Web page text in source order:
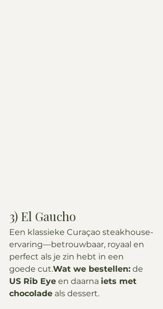
3) El Gaucho
Een klassieke Curaçao steakhouse-
ervaring—betrouwbaar, royaal en
perfect als je zin hebt in een
goede cut.Wat we bestellen: de
US Rib Eye en daarna iets met
chocolade als dessert.